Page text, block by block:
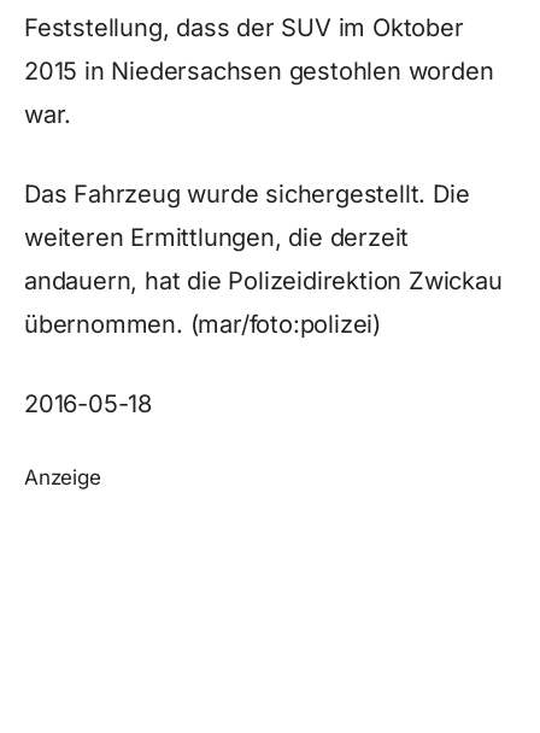
Feststellung, dass der SUV im Oktober
2015 in Niedersachsen gestohlen worden
war.
Das Fahrzeug wurde sichergestellt. Die
weiteren Ermittlungen, die derzeit
andauern, hat die Polizeidirektion Zwickau
übernommen. (mar/foto:polizei)
2016-05-18
Anzeige